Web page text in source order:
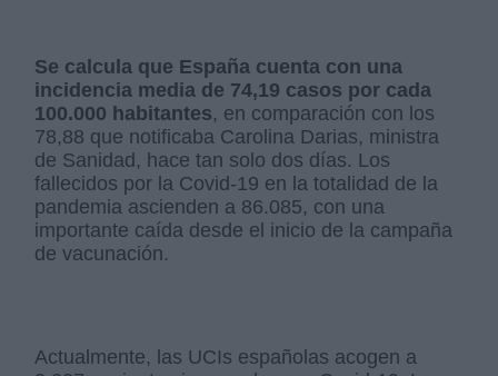
Se calcula que España cuenta con una
incidencia media de 74,19 casos por cada
100.000 habitantes, en comparación con los
78,88 que notificaba Carolina Darias, ministra
de Sanidad, hace tan solo dos días. Los
fallecidos por la Covid-19 en la totalidad de la
pandemia ascienden a 86.085, con una
importante caída desde el inicio de la campaña
de vacunación.
Actualmente, las UCIs españolas acogen a